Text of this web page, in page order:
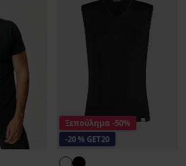
Ξεπούλημα -50%
-20 % GET20